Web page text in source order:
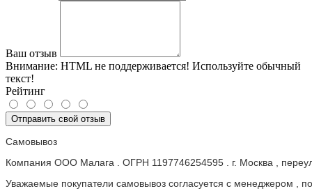
Ваш отзыв
Внимание: HTML не поддерживается! Используйте обычный
текст!
Рейтинг
Отправить свой отзыв
Самовывоз
Компания ООО Малага . ОГРН 1197746254595 . г. Москва ,
Уважаемые покупатели самовывоз согласуется с менеджером ,